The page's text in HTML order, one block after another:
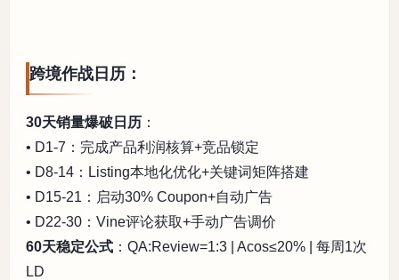
跨境作战日历：
30天销量爆破日历 ：
• D1-7：完成产品利润核算+竞品锁定
• D8-14：Listing本地化优化+关键词矩阵搭建
• D15-21：启动30% Coupon+自动广告
• D22-30：Vine评论获取+手动广告调价
60天稳定公式 ：QA:Review=1:3 | Acos≤20% | 每周1次
LD